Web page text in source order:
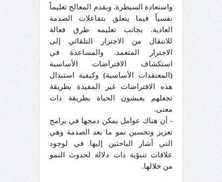
واستعادة السيطرة. ويقدم المعالج تعليماً
نفسياً فيما يتعلق بتفاعلات الصدمة
العادية. بجانب تعليمه طرق فعالة
للانتقال من الاجترار التلقائي إلى
الاجترار المتعمد. والمساعدة في
استكشاف الافتراضات الأساسية
(المعتقدات الأساسية) وكيفية استبدال
هذه الافتراضات غير المفيدة بطريقة
تجعلهم يعيشون الحياة بطريقة ذات
معنى.
- أن هناك عوامل يمكن دمجها في برامج
تعزيز وتحسين نمو ما بعد الصدمة وهي
التي أشار الباحثين إليها في لوجود
علاقات تنبؤية ذات دلالة لحدوث النمو
من خلالها.